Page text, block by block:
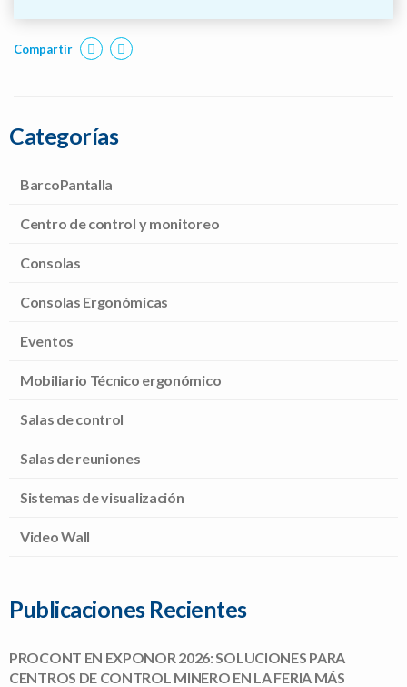
Compartir
Categorías
BarcoPantalla
Centro de control y monitoreo
Consolas
Consolas Ergonómicas
Eventos
Mobiliario Técnico ergonómico
Salas de control
Salas de reuniones
Sistemas de visualización
Video Wall
Publicaciones Recientes
PROCONT EN EXPONOR 2026: SOLUCIONES PARA
CENTROS DE CONTROL MINERO EN LA FERIA MÁS